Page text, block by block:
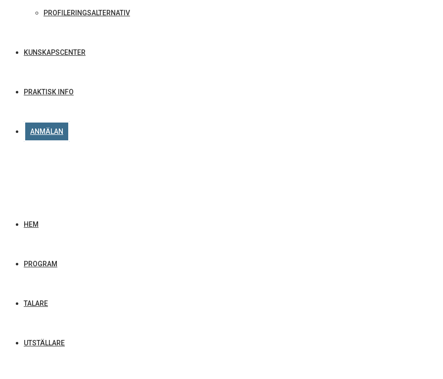
PROFILERINGSALTERNATIV
KUNSKAPSCENTER
PRAKTISK INFO
ANMÄLAN
HEM
PROGRAM
TALARE
UTSTÄLLARE